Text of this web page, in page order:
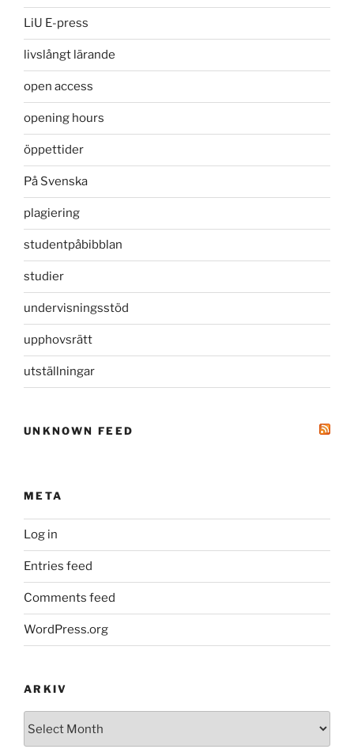
LiU E-press
livslångt lärande
open access
opening hours
öppettider
På Svenska
plagiering
studentpåbibblan
studier
undervisningsstöd
upphovsrätt
utställningar
UNKNOWN FEED
META
Log in
Entries feed
Comments feed
WordPress.org
ARKIV